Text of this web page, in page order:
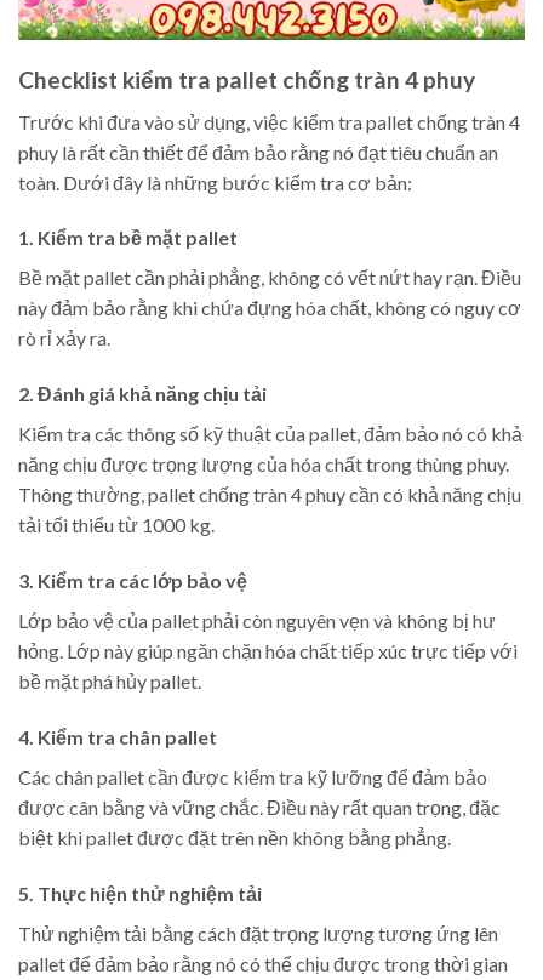
Checklist kiểm tra pallet chống tràn 4 phuy
Trước khi đưa vào sử dụng, việc kiểm tra pallet chống tràn 4
phuy là rất cần thiết để đảm bảo rằng nó đạt tiêu chuẩn an
toàn. Dưới đây là những bước kiểm tra cơ bản:
1. Kiểm tra bề mặt pallet
Bề mặt pallet cần phải phẳng, không có vết nứt hay rạn. Điều
này đảm bảo rằng khi chứa đựng hóa chất, không có nguy cơ
rò rỉ xảy ra.
2. Đánh giá khả năng chịu tải
Kiểm tra các thông số kỹ thuật của pallet, đảm bảo nó có khả
năng chịu được trọng lượng của hóa chất trong thùng phuy.
Thông thường, pallet chống tràn 4 phuy cần có khả năng chịu
tải tối thiểu từ 1000 kg.
3. Kiểm tra các lớp bảo vệ
Lớp bảo vệ của pallet phải còn nguyên vẹn và không bị hư
hỏng. Lớp này giúp ngăn chặn hóa chất tiếp xúc trực tiếp với
bề mặt phá hủy pallet.
4. Kiểm tra chân pallet
Các chân pallet cần được kiểm tra kỹ lưỡng để đảm bảo
được cân bằng và vững chắc. Điều này rất quan trọng, đặc
biệt khi pallet được đặt trên nền không bằng phẳng.
5. Thực hiện thử nghiệm tải
Thử nghiệm tải bằng cách đặt trọng lượng tương ứng lên
pallet để đảm bảo rằng nó có thể chịu được trong thời gian